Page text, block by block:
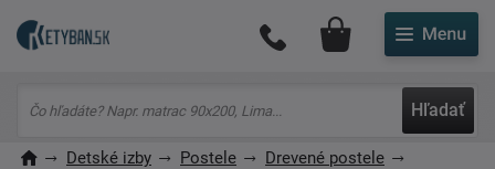
Hľadať
Môj účet
Detské izby Postele
Drevené postele